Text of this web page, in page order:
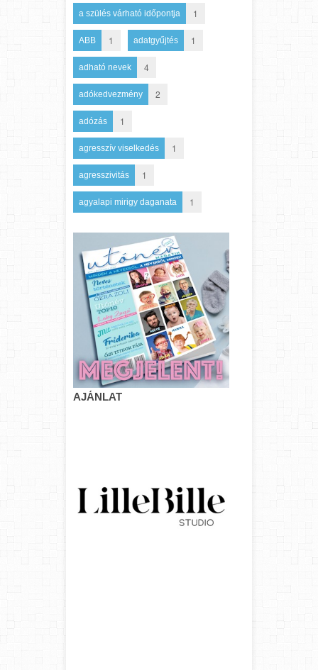
a szülés várható időpontja 1
ABB 1 adatgyűjtés 1
adható nevek 4
adókedvezmény 2
adózás 1
agresszív viselkedés 1
agresszivitás 1
agyalapi mirigy daganata 1
AJÁNLAT